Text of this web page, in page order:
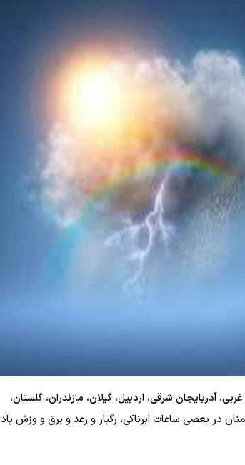
آذربایجان شرقی، اردبیل، گیلان، مازندران، گلستان،
در بعضی ساعات ابرناکی، رگبار و رعد و برق و وزش باد